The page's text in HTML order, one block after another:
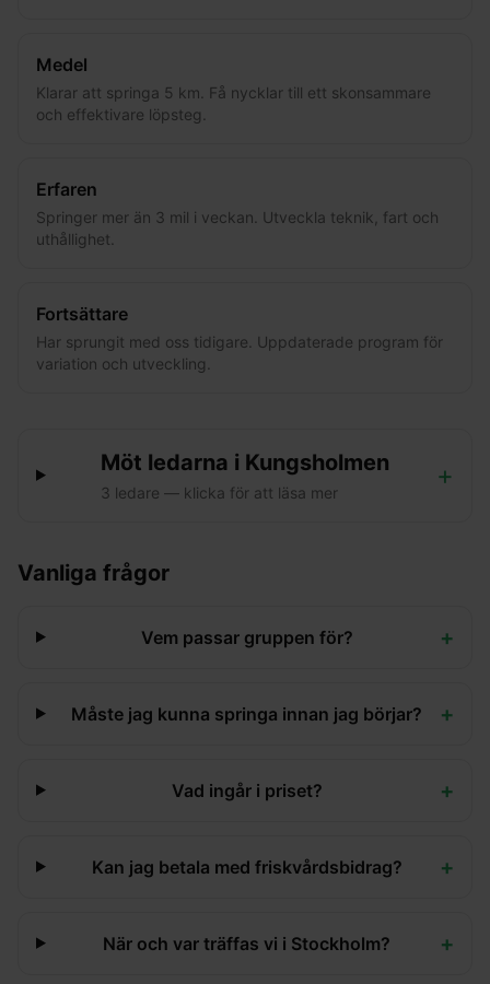
Medel
Klarar att springa 5 km. Få nycklar till ett skonsammare
och effektivare löpsteg.
Erfaren
Springer mer än 3 mil i veckan. Utveckla teknik, fart och
uthållighet.
Fortsättare
Har sprungit med oss tidigare. Uppdaterade program för
variation och utveckling.
Möt ledarna i Kungsholmen
3 ledare — klicka för att läsa mer
+
Vanliga frågor
Vem passar gruppen för? +
Måste jag kunna springa innan jag börjar? +
Vad ingår i priset? +
Kan jag betala med friskvårdsbidrag? +
När och var träffas vi i Stockholm? +